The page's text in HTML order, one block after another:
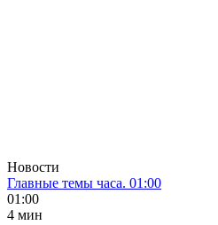
Новости
Главные темы часа. 01:00
01:00
4 мин